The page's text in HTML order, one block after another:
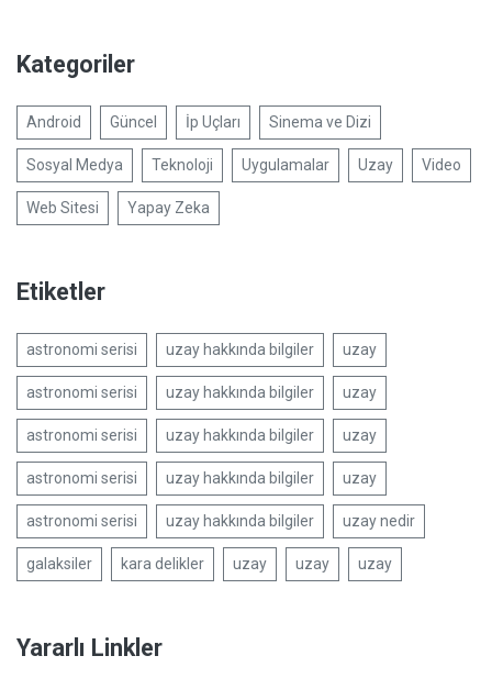
Kategoriler
Android Güncel İp Uçları Sinema ve Dizi
Sosyal Medya Teknoloji Uygulamalar Uzay Video
Web Sitesi Yapay Zeka
Etiketler
astronomi serisi uzay hakkında bilgiler uzay
astronomi serisi uzay hakkında bilgiler uzay
astronomi serisi uzay hakkında bilgiler uzay
astronomi serisi uzay hakkında bilgiler uzay
astronomi serisi uzay hakkında bilgiler uzay nedir
galaksiler kara delikler uzay uzay uzay
Yararlı Linkler